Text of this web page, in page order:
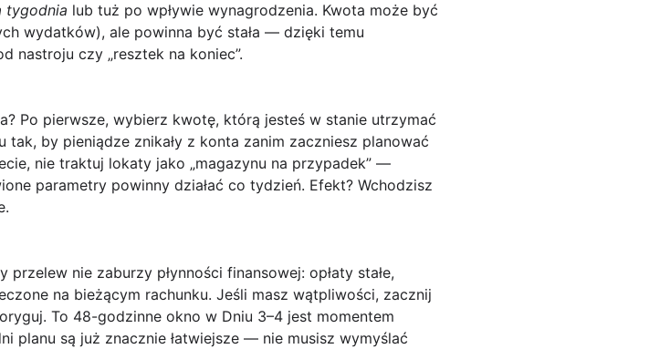
tygodnia lub tuż po wpływie wynagrodzenia. Kwota może być
wydatków), ale powinna być stała — dzięki temu
nastroju czy „resztek na koniec”.
Po pierwsze, wybierz kwotę, którą jesteś w stanie utrzymać
by pieniądze znikały z konta zanim zaczniesz planować
nie traktuj lokaty jako „magazynu na przypadek” —
parametry powinny działać co tydzień. Efekt? Wchodzisz
nie zaburzy płynności finansowej: opłaty stałe,
na bieżącym rachunku. Jeśli masz wątpliwości, zacznij
To 48-godzinne okno w Dniu 3–4 jest momentem
planu są już znacznie łatwiejsze — nie musisz wymyślać